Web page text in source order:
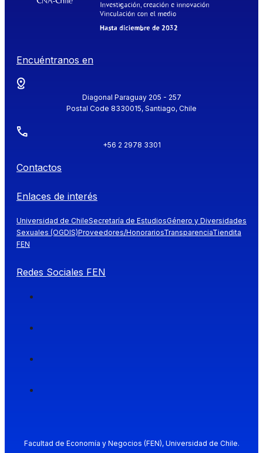
Encuéntranos en
Diagonal Paraguay 205 - 257
Postal Code 8330015, Santiago, Chile
+56 2 2978 3301
Contactos
Enlaces de interés
Universidad de ChileSecretaría de EstudiosGénero y Diversidades
Sexuales (OGDIS)Proveedores/HonorariosTransparenciaTiendita
FEN
Redes Sociales FEN
Facultad de Economía y Negocios (FEN), Universidad de Chile.